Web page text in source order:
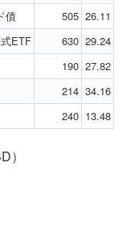
債
505 26.11
ETF
630 29.24
190 27.82
214 34.16
240 13.48
）